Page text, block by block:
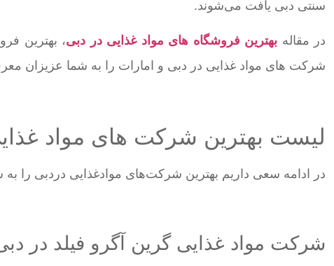
سنتی دبی یافت می‌شوند.
در مقاله بهترین فروشگاه های مواد غذایی در دبی، بهترین
شرکت های مواد غذایی در دبی و امارات را به شما عزیزان
لیست بهترین شرکت های مواد
در ادامه سعی داریم بهترین شرکت‌های موادغذایی دردبی را
شرکت مواد غذایی گرین آگرو فیلد در